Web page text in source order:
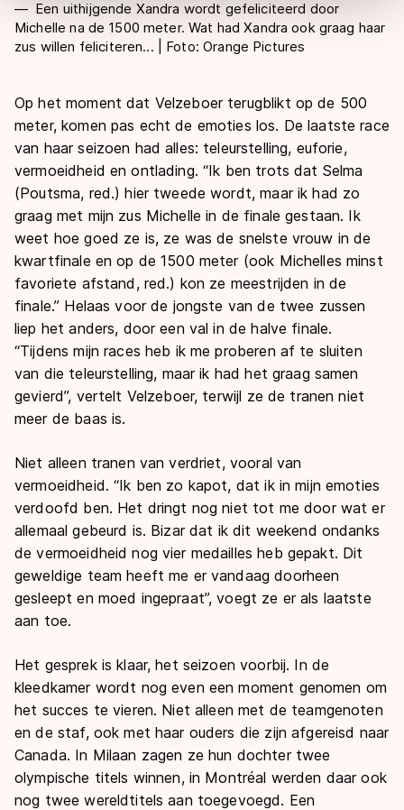
overdracht. Meer informatie vindt u in onscookiebeleid
Een uithijgende Xandra wordt gefeliciteerd door
Michelle na de 1500 meter. Wat had Xandra ook graag haar
zus willen feliciteren... | Foto: Orange Pictures
Op het moment dat Velzeboer terugblikt op de 500
meter, komen pas echt de emoties los. De laatste race
van haar seizoen had alles: teleurstelling, euforie,
vermoeidheid en ontlading. “Ik ben trots dat Selma
(Poutsma, red.) hier tweede wordt, maar ik had zo
graag met mijn zus Michelle in de finale gestaan. Ik
weet hoe goed ze is, ze was de snelste vrouw in de
kwartfinale en op de 1500 meter (ook Michelles minst
favoriete afstand, red.) kon ze meestrijden in de
finale.” Helaas voor de jongste van de twee zussen
liep het anders, door een val in de halve finale.
“Tijdens mijn races heb ik me proberen af te sluiten
van die teleurstelling, maar ik had het graag samen
gevierd”, vertelt Velzeboer, terwijl ze de tranen niet
meer de baas is.
Niet alleen tranen van verdriet, vooral van
vermoeidheid. “Ik ben zo kapot, dat ik in mijn emoties
verdoofd ben. Het dringt nog niet tot me door wat er
allemaal gebeurd is. Bizar dat ik dit weekend ondanks
de vermoeidheid nog vier medailles heb gepakt. Dit
geweldige team heeft me er vandaag doorheen
gesleept en moed ingepraat”, voegt ze er als laatste
aan toe.
Het gesprek is klaar, het seizoen voorbij. In de
kleedkamer wordt nog even een moment genomen om
het succes te vieren. Niet alleen met de teamgenoten
en de staf, ook met haar ouders die zijn afgereisd naar
Canada. In Milaan zagen ze hun dochter twee
olympische titels winnen, in Montréal werden daar ook
nog twee wereldtitels aan toegevoegd. Een